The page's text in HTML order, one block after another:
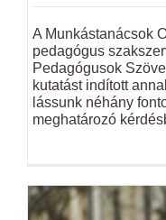
A Munkástanácsok
pedagógus
Pedagógusok
kutatást indított
lássunk néhány
meghatározó